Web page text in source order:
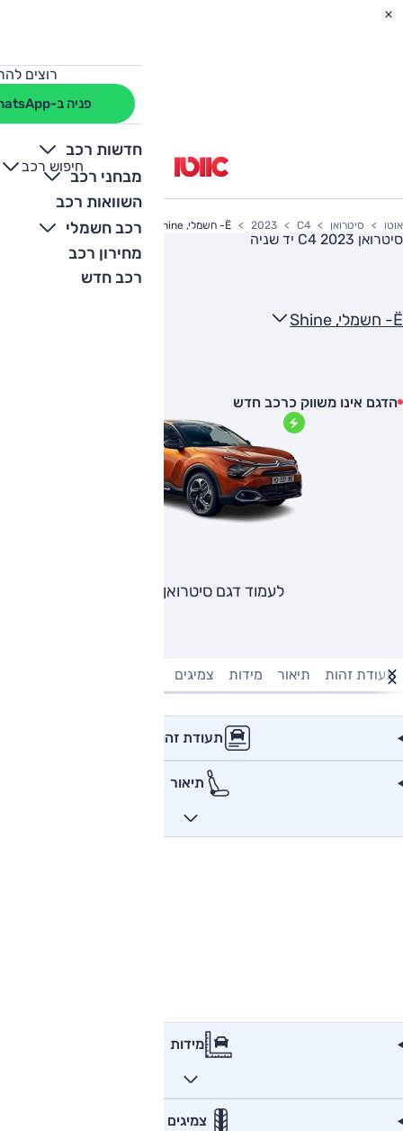
רוצים
פניה ב-WhatsApp
חדשות רכב
מבחני רכב
השוואות רכב
רכב חשמלי
מחירון רכב
רכב חדש
חיפוש רכב
+
-
אוטו סיטרואן C4
2023 Ë- חשמלי, Shine
סיטרואן C4 2023 יד שניה
Ë- חשמלי, Shine
הדגם אינו משווק כרכב חדש
לעמוד דגם סיטרואן C4
תעודת זהות תיאור מידות צמיגים
תעודת זהות
תיאור
מידות
צמיגים